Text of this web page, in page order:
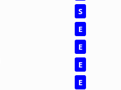
S
E
E
E
E